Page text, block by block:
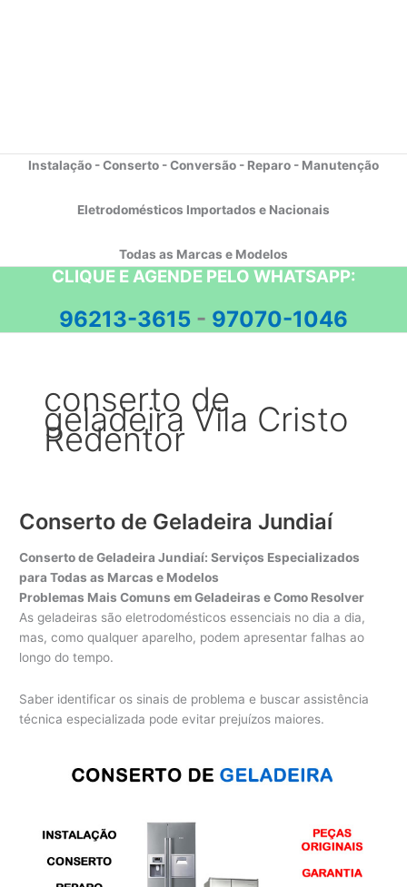
Instalação - Conserto - Conversão - Reparo - Manutenção
Eletrodomésticos Importados e Nacionais
Todas as Marcas e Modelos
CLIQUE E AGENDE PELO WHATSAPP:
96213-3615 - 97070-1046
conserto de
geladeira Vila Cristo
Redentor
Conserto de Geladeira Jundiaí
Conserto de Geladeira Jundiaí: Serviços Especializados
para Todas as Marcas e Modelos
Problemas Mais Comuns em Geladeiras e Como Resolver
As geladeiras são eletrodomésticos essenciais no dia a dia,
mas, como qualquer aparelho, podem apresentar falhas ao
longo do tempo.
Saber identificar os sinais de problema e buscar assistência
técnica especializada pode evitar prejuízos maiores.